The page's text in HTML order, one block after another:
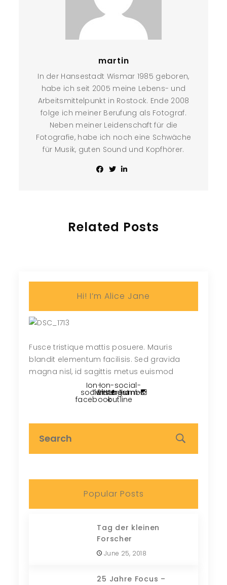
martin
In der Hansestadt Wismar 1985 geboren,
habe ich seit 2005 meine Lebens- und
Arbeitsmittelpunkt in Rostock. Ende 2008
folge ich meiner Berufung als Fotograf.
Neben meiner Leidenschaft für die
Fotografie, habe ich noch eine Schwäche
für Musik, guten Sound und Kopfhörer.
Related Posts
Hi! I’m Alice Jane
Fusce tristique mattis posuere. Mauris
blandit elementum facilisis. Sed gravida
magna nisl, id sagittis metus euismod
Ion-
social-
facebook
Twitter
Pinterest
Ion-social-
instagram-
outline
Tumblr
Popular Posts
Tag der kleinen
Forscher
June 25, 2018
25 Jahre Focus –